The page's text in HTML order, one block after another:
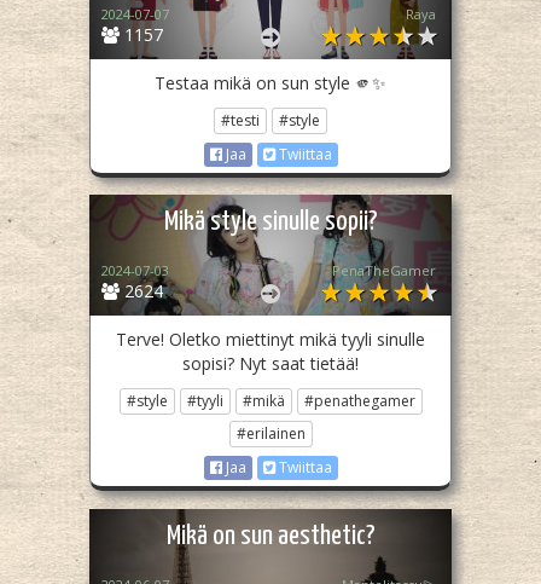
1157
2024-07-07 Raya
Testaa mikä on sun style 🫵✨
#testi
#style
Jaa
Twiittaa
Mikä style sinulle sopii?
2624
2024-07-03 PenaTheGamer
Terve! Oletko miettinyt mikä tyyli sinulle
sopisi? Nyt saat tietää!
#style #tyyli #mikä
#penathegamer
#erilainen
Jaa
Twiittaa
Mikä on sun aesthetic?